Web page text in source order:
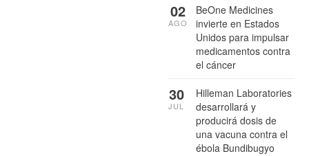
BeOne Medicines
invierte en Estados
Unidos para impulsar
medicamentos contra
el cáncer
02
AGO
Hilleman Laboratories
desarrollará y
producirá dosis de
una vacuna contra el
ébola Bundibugyo
30
JUL